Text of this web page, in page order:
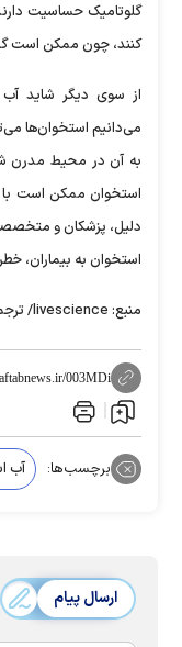
گلوتامیک حساسیت
کنند، چون ممکن است
از سوی دیگر شاید
می‌دانیم استخوان‌ها
به آن در محیط مدرن
استخوان ممکن است
دلیل، پزشکان و
استخوان به بیماران،
منبع: livescience/ ترجمه: فرارو
003MDi
برچسب‌ها: آب
ارسال پیام